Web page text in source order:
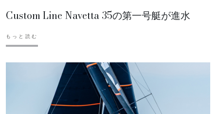
Custom Line Navetta 35の第一号艇が進水
もっと読む